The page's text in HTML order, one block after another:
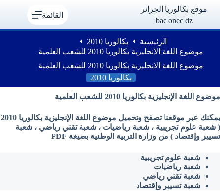
موقع بكالوريا الجزائر
bac onec dz
القائمة
الرئيسية
بكالوريا 2010
موضوع اللغة الانجليزية بكالوريا 2010 للشعب العلمية
موضوع اللغة الانجليزية بكالوريا 2010 للشعب العلمية
بكالوريا 2010
موضوع اللغة الإنجليزية بكالوريا 2010 للشعب العلمية
يمكنك عبر موقعنا تصفح وتحميل موضوع اللغة الإنجليزية بكالوريا 2010
( شعبة علوم تجريبية ، شعبة رياضيات ، شعبة تقني رياضي ، شعبة
تسيير وإقتصاد ) من وزارة التربية الوطنية بصيغة PDF
شعبة علوم تجريبية
شعبة رياضيات
شعبة تقني رياضي
شعبة تسيير وإقتصاد